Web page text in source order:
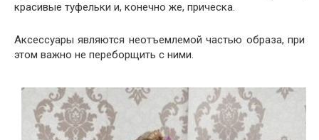
красивые туфельки и, конечно же, прическа.
Аксессуары являются неотъемлемой частью образа, при
этом важно не переборщить с ними.